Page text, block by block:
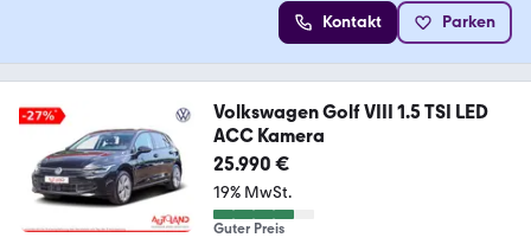
Kontakt Parken
Volkswagen Golf VIII 1.5 TSI LED
ACC Kamera
25.990 €
19% MwSt.
Guter Preis